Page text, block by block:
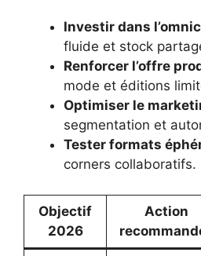
Investir dans
fluide et stock
Renforcer l’offre
mode et éditions
Optimiser le
segmentation et
Tester formats
corners collaboratifs.
Objectif
2026
Action